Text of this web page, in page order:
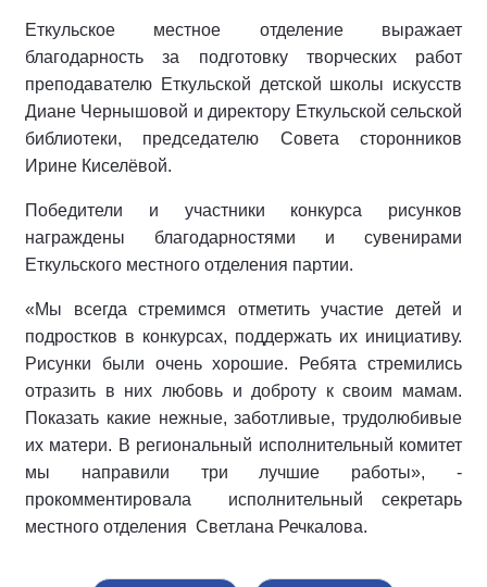
Еткульское местное отделение выражает
благодарность за подготовку творческих работ
преподавателю Еткульской детской школы искусств
Диане Чернышовой и директору Еткульской сельской
библиотеки, председателю Совета сторонников
Ирине Киселёвой.
Победители и участники конкурса рисунков
награждены благодарностями и сувенирами
Еткульского местного отделения партии.
«Мы всегда стремимся отметить участие детей и
подростков в конкурсах, поддержать их инициативу.
Рисунки были очень хорошие. Ребята стремились
отразить в них любовь и доброту к своим мамам.
Показать какие нежные, заботливые, трудолюбивые
их матери. В региональный исполнительный комитет
мы направили три лучшие работы», -
прокомментировала
исполнительный секретарь
местного отделения Светлана Речкалова.